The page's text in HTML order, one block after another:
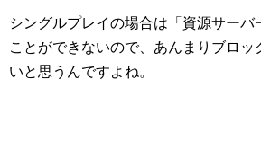
シングルプレイの場合は「資源サーバ
ことができないので、あんまりブロッ
いと思うんですよね。